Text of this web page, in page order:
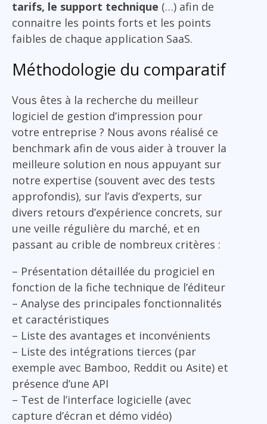
tarifs, le support technique (…) afin de
connaitre les points forts et les points
faibles de chaque application SaaS.
Méthodologie du comparatif
Vous êtes à la recherche du meilleur
logiciel de gestion d’impression pour
votre entreprise ? Nous avons réalisé ce
benchmark afin de vous aider à trouver la
meilleure solution en nous appuyant sur
notre expertise (souvent avec des tests
approfondis), sur l’avis d’experts, sur
divers retours d’expérience concrets, sur
une veille régulière du marché, et en
passant au crible de nombreux critères :
– Présentation détaillée du progiciel en
fonction de la fiche technique de l’éditeur
– Analyse des principales fonctionnalités
et caractéristiques
– Liste des avantages et inconvénients
– Liste des intégrations tierces (par
exemple avec Bamboo, Reddit ou Asite) et
présence d’une API
– Test de l’interface logicielle (avec
capture d’écran et démo vidéo)